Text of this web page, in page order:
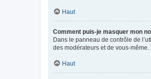
Haut
Comment puis-je masquer mon
Dans le panneau de contrôle de
des modérateurs et de vous-
Haut